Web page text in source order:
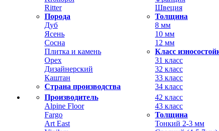
Ritter
Порода
Дуб
Ясень
Сосна
Плитка и камень
Орех
Дизайнерский
Каштан
Страна производства
Швеция
Толщина
8 мм
10 мм
12 мм
Класс
31 класс
32 класс
33 класс
34 класс
Производитель
Alpine Floor
Fargo
Art East
42 класс
43 класс
Толщина
Тонкий 2-3 мм